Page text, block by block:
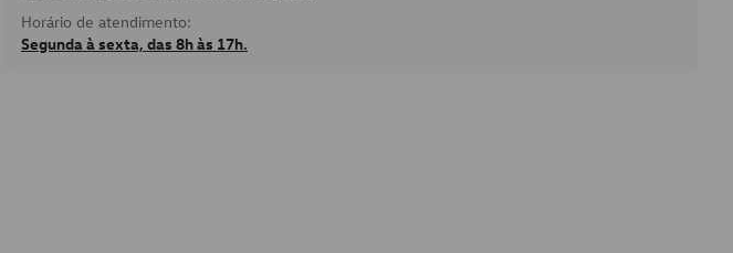
Horário de atendimento:
Segunda à sexta, das 8h às 17h.